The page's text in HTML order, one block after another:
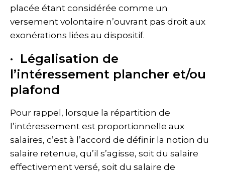
placée étant considérée comme un
versement volontaire n’ouvrant pas droit aux
exonérations liées au dispositif.
· Légalisation de
l’intéressement plancher et/ou
plafond
Pour rappel, lorsque la répartition de
l’intéressement est proportionnelle aux
salaires, c’est à l’accord de définir la notion du
salaire retenue, qu’il s’agisse, soit du salaire
effectivement versé, soit du salaire de